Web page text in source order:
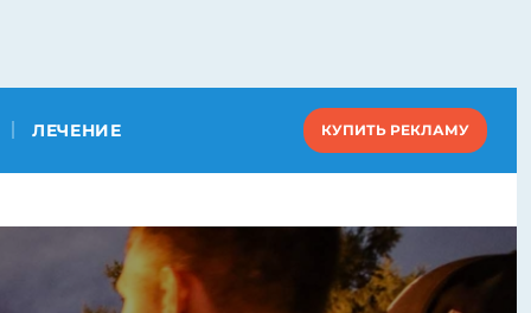
ЛЕЧЕНИЕ КУПИТЬ РЕКЛАМУ